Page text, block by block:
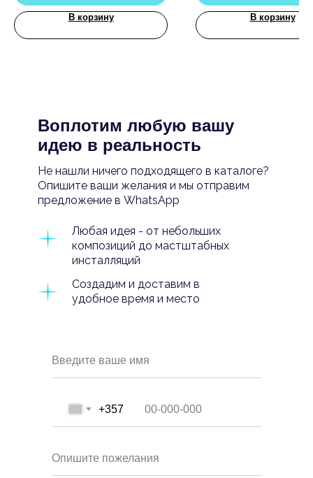
В корзину В корзину
Воплотим любую вашу
идею в реальность
Любая идея - от небольших
композиций до мастштабных
инсталляций
Создадим и доставим в
удобное время и место
Не нашли ничего подходящего в каталоге?
Опишите ваши желания и мы отправим
предложение в WhatsApp
Введите ваше имя
+357
Опишите пожелания